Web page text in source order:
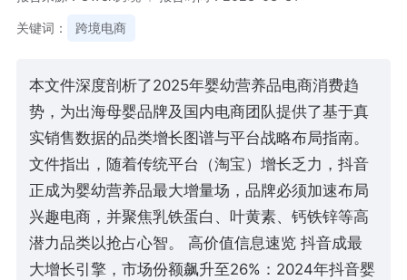
关键词： 跨境电商
本文件深度剖析了2025年婴幼营养品电商消费趋
势，为出海母婴品牌及国内电商团队提供了基于真
实销售数据的品类增长图谱与平台战略布局指南。
文件指出，随着传统平台（淘宝）增长乏力，抖音
正成为婴幼营养品最大增量场，品牌必须加速布局
兴趣电商，并聚焦乳铁蛋白、叶黄素、钙铁锌等高
潜力品类以抢占心智。 高价值信息速览 抖音成最
大增长引擎，市场份额飙升至26%：2024年抖音婴